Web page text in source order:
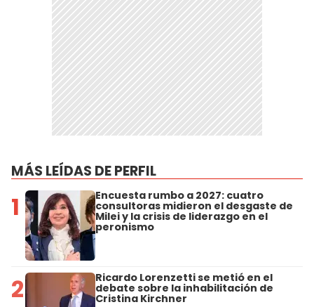
MÁS LEÍDAS DE PERFIL
1 Encuesta rumbo a 2027: cuatro
consultoras midieron el desgaste de
Milei y la crisis de liderazgo en el
peronismo
2 Ricardo Lorenzetti se metió en el
debate sobre la inhabilitación de
Cristina Kirchner